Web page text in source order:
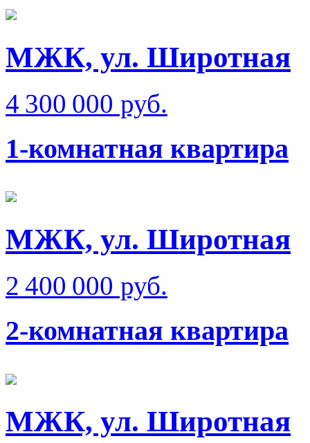
МЖК, ул. Широтная
4 300 000 руб.
1-комнатная квартира
МЖК, ул. Широтная
2 400 000 руб.
2-комнатная квартира
МЖК, ул. Широтная